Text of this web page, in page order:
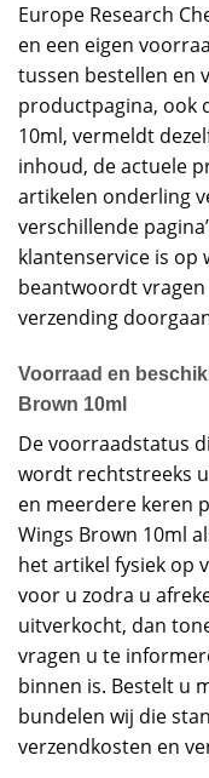
Europe Research
en een eigen
tussen bestellen en
productpagina, ook
10ml, vermeldt
inhoud, de actuele
artikelen onderling
verschillende
klantenservice is op
beantwoordt
verzending
Voorraad en
Brown 10ml
De voorraadstatus
wordt rechtstreeks
en meerdere keren
Wings Brown 10ml
het artikel fysiek op
voor u zodra u
uitverkocht, dan
vragen u te
binnen is. Bestelt u
bundelen wij die
verzendkosten en